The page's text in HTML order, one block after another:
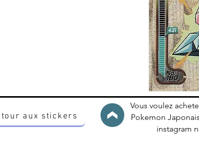
aux stickers
Vous voulez
Pokemon
instagram